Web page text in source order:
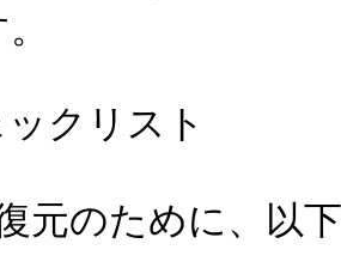
クリスト
元のために、以